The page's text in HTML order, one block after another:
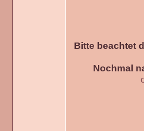
Bitte beachtet
Nochmal